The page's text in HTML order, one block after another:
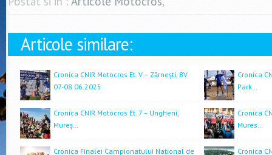
Articole similare:
Cronica CNIR Motocros Et. V – Zărnești, BV
07-08.06.2025
Cronica
Park…
Cronica CNIR Motocros Et. 7 – Ungheni,
Mureș…
Cronica
Mures…
Cronica Finalei Campionatului Național de
Cronica